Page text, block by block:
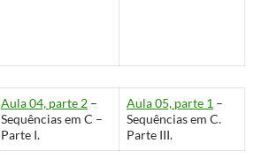
Aula 04, parte 2 –
Sequências em C –
Parte I.
Aula 05, parte 1 –
Sequências em C.
Parte III.